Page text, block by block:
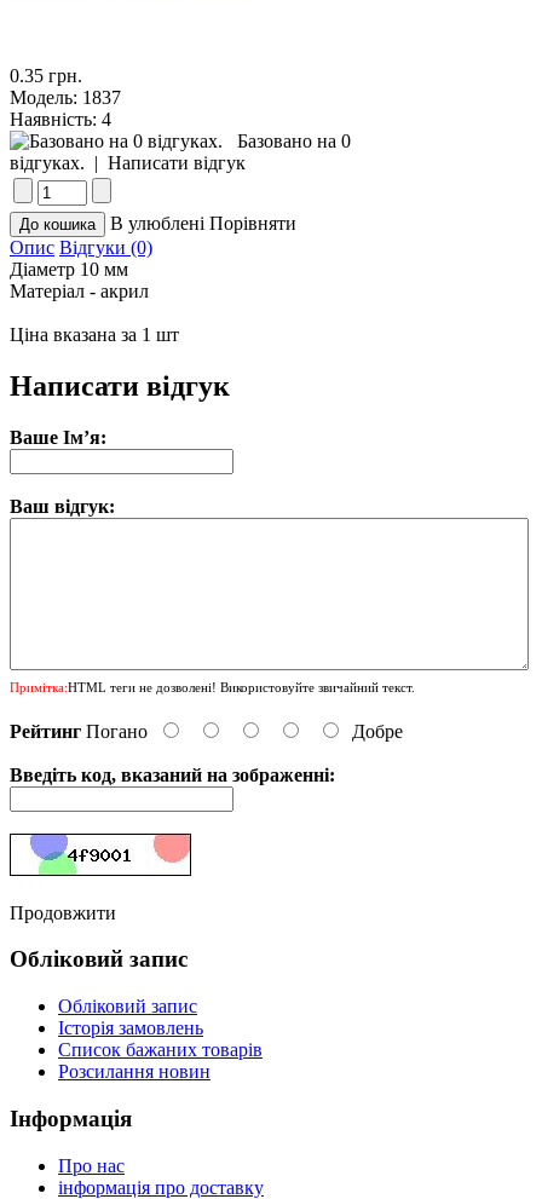
0.35 грн.
Модель: 1837
Наявність: 4
Базовано на 0
відгуках. | Написати відгук
В улюблені Порівняти
Опис Відгуки (0)
Діаметр 10 мм
Матеріал - акрил
Ціна вказана за 1 шт
Написати відгук
Ваше Ім’я:
Ваш відгук:
Примітка:HTML теги не дозволені! Використовуйте звичайний текст.
Рейтинг Погано Добре
Введіть код, вказаний на зображенні:
Продовжити
Обліковий запис
Обліковий запис
Історія замовлень
Список бажаних товарів
Розсилання новин
Інформація
Про нас
інформація про доставку